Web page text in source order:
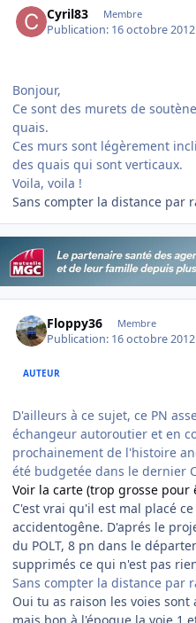
Cyril83 Membre
Publication: 16 octobre 2012
Bonjour,
Ce sont des murets de
quais.
Ces murs sont légèrement
des quais qui sont verticaux.
Voila, voila !
Sans compter la distance par
Floppy36 Membre
Publication: 16 octobre 2012
AUTEUR
D'ailleurs à ce sujet, ce PN
échangeur autoroutier et en
prochainement de l'histoire
été budgetée dans le dernier
Voir la carte (trop grosse
C'est vrai qu'il est mal placé
accidentogêne. D'aprés le
du POLT, 8 pn dans le
supprimés ce qui n'est pas
Sans compter la distance par
Oui tu as raison les voies